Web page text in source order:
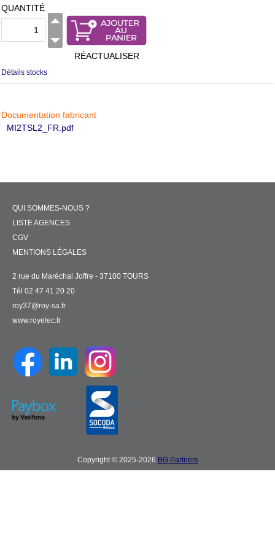
QUANTITÉ
RÉACTUALISER
Détails stocks
Documentation fabricant
MI2TSL2_FR.pdf
QUI SOMMES-NOUS ?
LISTE AGENCES
CGV
MENTIONS LÉGALES
2 rue du Maréchal Joffre - 37100 TOURS
Tél 02 47 41 20 20
roy37@roy-sa.fr
www.royelec.fr
Copyright © 2025-2026 BG Partners